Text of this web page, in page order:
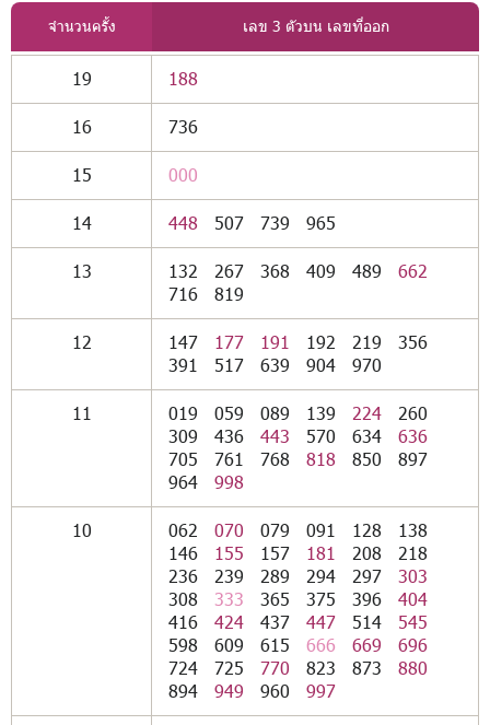
จำนวนครั้ง เลข 3 ตัวบน เลขที่ออก
19 188
16 736
15 000
14 448 507 739 965
13 132 267 368 409 489
662
716
819
12 147 177 191 192 219
356
391
517 639 904 970
11 019 059 089 139 224
260
309
436 443 570 634
636
705
761 768 818 850
897
964
998
10 062 070 079 091 128
138
146
155 157 181 208
218
236
239 289 294 297
303
308
333 365 375 396
404
416
424 437 447 514
545
598
609 615 666 669
696
724
725 770 823 873
880
894
949 960 997